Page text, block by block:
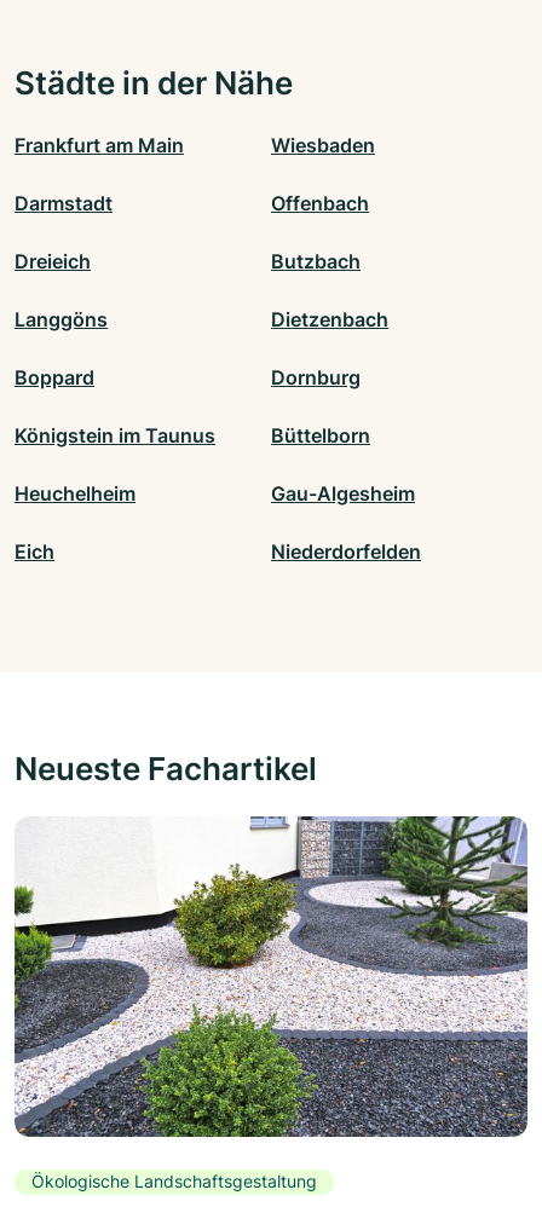
Städte in der Nähe
Frankfurt am Main Wiesbaden
Darmstadt Offenbach
Dreieich Butzbach
Langgöns Dietzenbach
Boppard Dornburg
Königstein im Taunus Büttelborn
Heuchelheim Gau-Algesheim
Eich Niederdorfelden
Neueste Fachartikel
Ökologische Landschaftsgestaltung